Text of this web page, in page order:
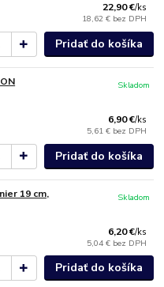
22,90 €/ks
18,62 € bez DPH
Pridať do košíka
6,90 €/ks
5,61 € bez DPH
Skladom
Pridať do košíka
19 cm,
6,20 €/ks
5,04 € bez DPH
Skladom
Pridať do košíka